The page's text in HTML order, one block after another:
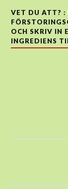
VET DU ATT? :
OCH SKRIV IN
INGREDIENS